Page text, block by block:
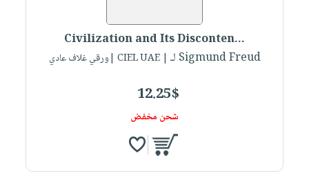
Civilization and Its Disconten...
لـ Sigmund Freud
| CIEL UAE |ورقي غلاف عادي
12.25$
شحن مخفض